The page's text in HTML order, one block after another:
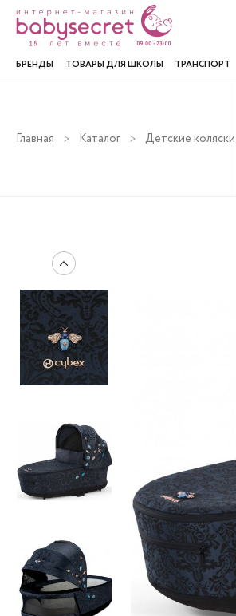
БРЕНДЫ ТОВАРЫ ДЛЯ ШКОЛЫ ТРАНСПОРТ
Главная Каталог Детские коляски